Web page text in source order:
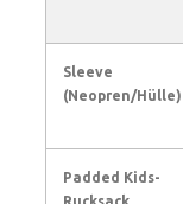
Sleeve
(Neopren/Hülle)
Padded Kids-